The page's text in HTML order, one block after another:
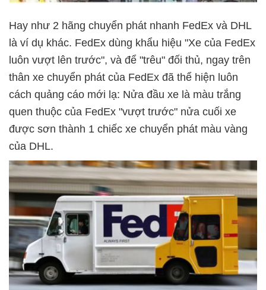
Hay như 2 hãng chuyển phát nhanh FedEx và DHL
là ví dụ khác. FedEx dùng khẩu hiệu "Xe của FedEx
luôn vượt lên trước", và để "trêu" đối thủ, ngay trên
thân xe chuyển phát của FedEx đã thể hiện luôn
cách quảng cáo mới lạ: Nửa đầu xe là màu trắng
quen thuộc của FedEx "vượt trước" nửa cuối xe
được sơn thành 1 chiếc xe chuyển phát màu vàng
của DHL.